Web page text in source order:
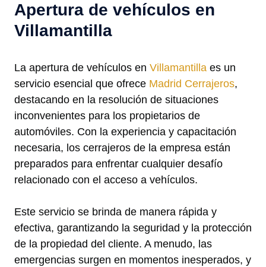
Apertura de vehículos en
Villamantilla
La apertura de vehículos en Villamantilla es un
servicio esencial que ofrece Madrid Cerrajeros,
destacando en la resolución de situaciones
inconvenientes para los propietarios de
automóviles. Con la experiencia y capacitación
necesaria, los cerrajeros de la empresa están
preparados para enfrentar cualquier desafío
relacionado con el acceso a vehículos.
Este servicio se brinda de manera rápida y
efectiva, garantizando la seguridad y la protección
de la propiedad del cliente. A menudo, las
emergencias surgen en momentos inesperados, y